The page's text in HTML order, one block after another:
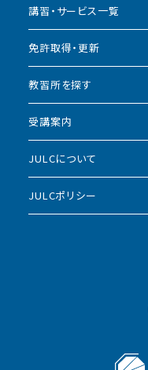
講習・サービス一覧
免許取得・更新
教習所を探す
受講案内
JULCについて
JULCポリシー